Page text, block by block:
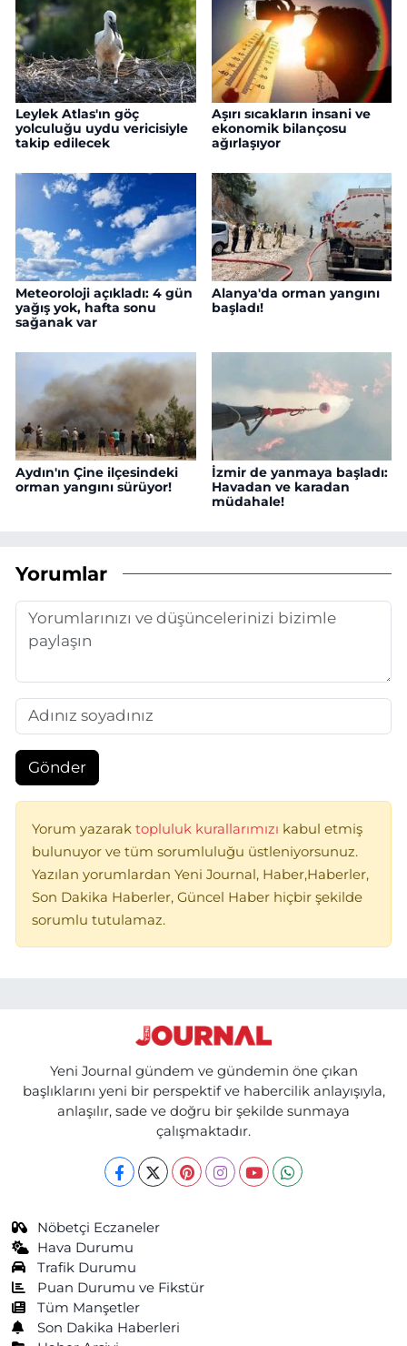
Leylek Atlas'ın göç
yolculuğu uydu vericisiyle
takip edilecek
Aşırı sıcakların insani ve
ekonomik bilançosu
ağırlaşıyor
Meteoroloji açıkladı: 4 gün
yağış yok, hafta sonu
sağanak var
Alanya'da orman yangını
başladı!
Aydın'ın Çine ilçesindeki
orman yangını sürüyor!
İzmir de yanmaya başladı:
Havadan ve karadan
müdahale!
Yorumlar
Gönder
Yorum yazarak topluluk kurallarımızı kabul etmiş
bulunuyor ve tüm sorumluluğu üstleniyorsunuz.
Yazılan yorumlardan Yeni Journal, Haber,Haberler,
Son Dakika Haberler, Güncel Haber hiçbir şekilde
sorumlu tutulamaz.
Yeni Journal gündem ve gündemin öne çıkan
başlıklarını yeni bir perspektif ve habercilik anlayışıyla,
anlaşılır, sade ve doğru bir şekilde sunmaya
çalışmaktadır.
Nöbetçi Eczaneler
Hava Durumu
Trafik Durumu
Puan Durumu ve Fikstür
Tüm Manşetler
Son Dakika Haberleri